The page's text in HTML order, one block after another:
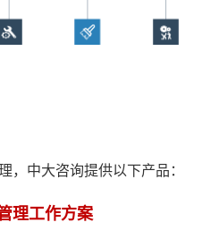
，中大咨询提供以下产品：
理工作方案